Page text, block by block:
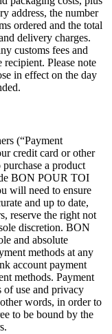
address, the number
ordered and the total
delivery charges.
customs fees and
Please note
in effect on the day
(“Payment
credit card or other
a product
BON POUR TOI
will need to ensure
and up to date,
reserve the right not
discretion. BON
and absolute
methods at any
account payment
methods. Payment
of use and privacy
words, in order to
to be bound by the